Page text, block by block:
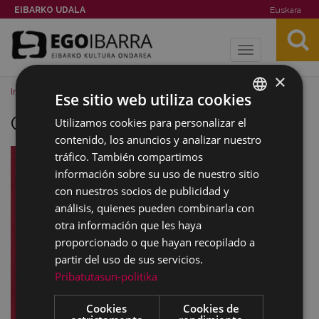
EIBARKO UDALA Euskara
Toggle
navigation
Inicio Imágenes Castells
Castells BASQUE
SPANISH
×
Ese sitio web utiliza cookies
Utilizamos cookies para personalizar el
contenido, los anuncios y analizar nuestro
tráfico. También compartimos
información sobre su uso de nuestro sitio
con nuestros socios de publicidad y
análisis, quienes pueden combinarla con
otra información que les haya
proporcionado o que hayan recopilado a
partir del uso de sus servicios.
Pribatutasun-politika
Cookies
Cookies de